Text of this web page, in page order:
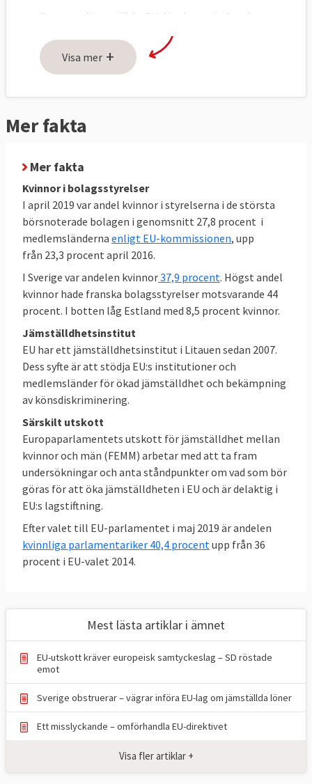
De mest jämställda EU-länderna är Sverige,
Nederländerna och Danmark.
Sverige toppade indexet redan 2005
första mätningen gjordes och har sedan
Tjeckien.
EU har tre utgångspunkter för
Visa mer +
Mer fakta
Mer fakta
Kvinnor i bolagsstyrelser
I april 2019 var andel kvinnor i styrelserna i de största
börsnoterade bolagen i genomsnitt 27,8 procent i
medlemsländerna enligt EU-kommissionen, upp
från 23,3 procent april 2016.
I Sverige var andelen kvinnor37,9 procent. Högst andel
kvinnor hade franska bolagsstyrelser motsvarande 44
procent. I botten låg Estland med 8,5 procent kvinnor.
Jämställdhetsinstitut
EU har ett jämställdhetsinstitut i Litauen sedan 2007.
Dess syfte är att stödja EU:s institutioner och
medlemsländer för ökad jämställdhet och bekämpning
av könsdiskriminering.
Särskilt utskott
Europaparlamentets utskott för jämställdhet mellan
kvinnor och män (FEMM) arbetar med att ta fram
undersökningar och anta ståndpunkter om vad som bör
göras för att öka jämställdheten i EU och är delaktig i
EU:s lagstiftning.
Efter valet till EU-parlamentet i maj 2019 är andelen
kvinnliga parlamentariker 40,4 procentupp från 36
procent i EU-valet 2014.
Mest lästa artiklar i ämnet
EU-utskott kräver europeisk samtyckeslag – SD röstade
emot
Sverige obstruerar – vägrar införa EU-lag om jämställda löner
Ett misslyckande – omförhandla EU-direktivet
Visa fler artiklar +